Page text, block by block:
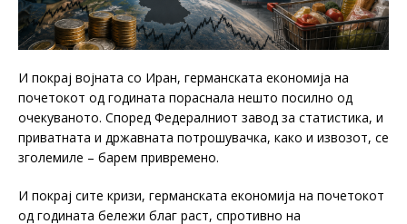
И покрај војната со Иран, германската економија на
почетокот од годината пораснала нешто посилно од
очекуваното. Според Федералниот завод за статистика, и
приватната и државната потрошувачка, како и извозот, се
зголемиле – барем привремено.
И покрај сите кризи, германската економија на почетокот
од годината бележи благ раст, спротивно на